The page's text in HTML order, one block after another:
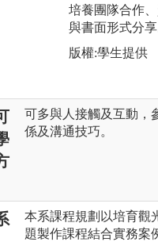
培養團隊合作
與書面形式分享
版權:學生提供
可多與人接觸及互動，
係及溝通技巧。
本系課程規劃以培育觀
題製作課程結合實務案